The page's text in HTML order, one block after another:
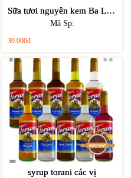
Sữa tươi nguyên kem Ba Lan Mlekovita 1L
Mã Sp:
30.000đ
syrup torani các vị